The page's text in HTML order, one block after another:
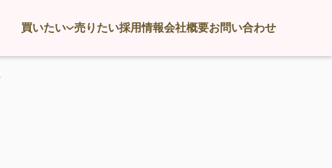
買いたい 売りたい採用情報会社概要お問い合わせ